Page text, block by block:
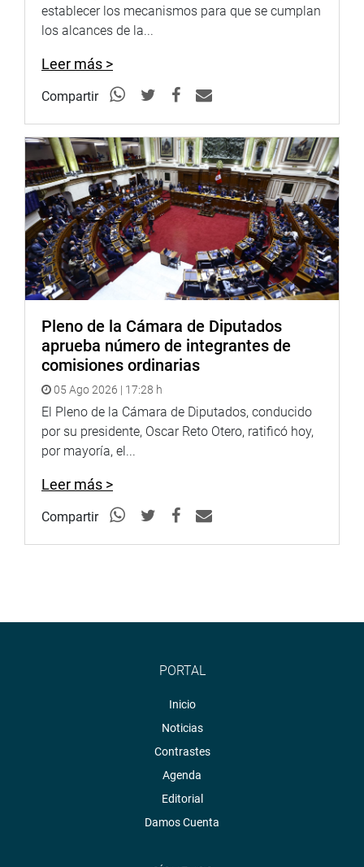
establecer los mecanismos para que se cumplan
los alcances de la...
Leer más >
Compartir
Pleno de la Cámara de Diputados
aprueba número de integrantes de
comisiones ordinarias
05 Ago 2026 | 17:28 h
El Pleno de la Cámara de Diputados, conducido
por su presidente, Oscar Reto Otero, ratificó hoy,
por mayoría, el...
Leer más >
Compartir
PORTAL
Inicio
Noticias
Contrastes
Agenda
Editorial
Damos Cuenta